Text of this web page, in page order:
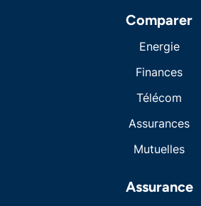
Comparer
Energie
Finances
Télécom
Assurances
Mutuelles
Assurance